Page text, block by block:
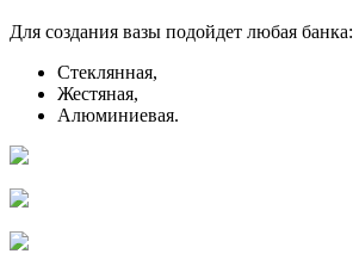
Для создания вазы подойдет любая банка:
Стеклянная,
Жестяная,
Алюминиевая.